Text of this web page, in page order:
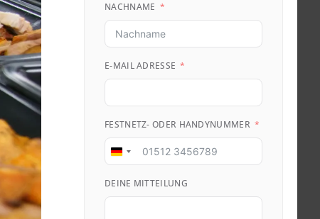
NACHNAME
E-MAIL ADRESSE
FESTNETZ- ODER HANDYNUMMER
Germany
DEINE MITTEILUNG